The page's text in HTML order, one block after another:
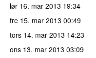
lør 16. mar 2013 19:34
fre 15. mar 2013 00:49
tors 14. mar 2013 14:23
ons 13. mar 2013 03:09